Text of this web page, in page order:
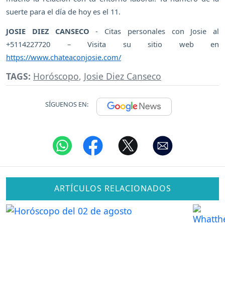
suerte para el día de hoy es el 11.
JOSIE DIEZ CANSECO - Citas personales con Josie al
+5114227720 – Visita su sitio web en
https://www.chateaconjosie.com/
TAGS: Horóscopo, Josie Diez Canseco
SÍGUENOS EN:
ARTÍCULOS RELACIONADOS